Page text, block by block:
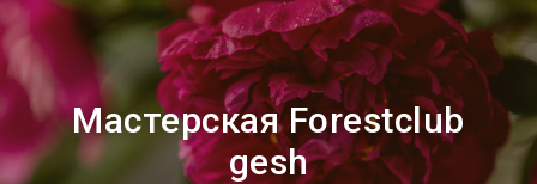
Мастерская Forestclub
gesh